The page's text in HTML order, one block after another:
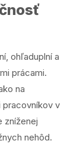
ohľaduplní a
prácami.
na
v
zníženej
nehôd.